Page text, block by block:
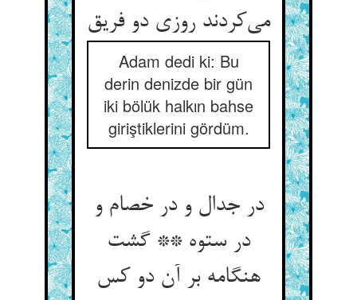
می‌کردند روزی دو فریق
Adam dedi ki: Bu
derin denizde bir gün
iki bölük halkın bahse
giriştiklerini gördüm.
در جدال و در خصام و
در ستوه ** گشت
هنگامه بر آن دو کس